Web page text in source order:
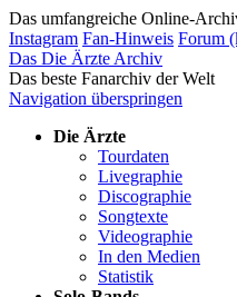
Das umfangreiche Online-
Instagram Fan-Hinweis Forum
Das Die Ärzte Archiv
Das beste Fanarchiv der Welt
Navigation überspringen
Die Ärzte
Tourdaten
Livegraphie
Discographie
Songtexte
Videographie
In den Medien
Statistik